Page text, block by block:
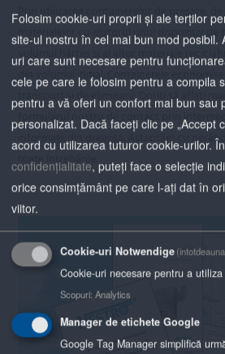
Prin utilizarea containerelor de presare, de
materialelor cu ajutorul unui dispozitiv de
volumul hârtiei și al altor materiale
din volumul inițial. Containerele
transport și de eliminare. Doriți să aflați mai
formularul nostru de contact prin
informații din dreapta. Așteptăm cu
toate întrebările.
Folosim cookie-uri proprii și ale terților
site-ul nostru în cel mai bun mod posibil.
uri care sunt necesare pentru
cele pe care le folosim pentru a compila
pentru a vă oferi un confort mai bun sau
personalizat. Dacă faceți clic pe „Accept
acord cu utilizarea tuturor cookie-urilor. În
confidențialitate, puteți face o selecție
orice consimțământ pe care l-ați dat în
viitor.
Cookie-uri Notwendige
Cookie-uri necesare pentru a
Scopuri: Analytics
Manager de etichete Google
Google Tag Manager simplifică